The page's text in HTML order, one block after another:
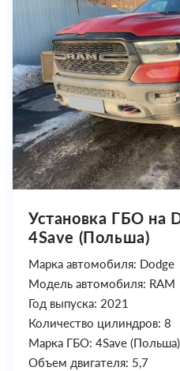
Установка ГБО на
4Save (Польша)
Марка автомобиля: Dodge
Модель автомобиля: RAM
Год выпуска: 2021
Количество цилиндров: 8
Марка ГБО: 4Save (Польша)
Объем двигателя: 5,7